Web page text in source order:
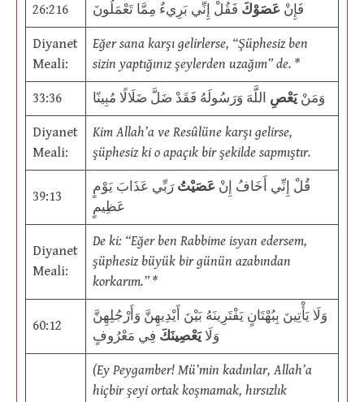
26:216 فَإِنْ عَصَوْكَ فَقُلْ إِنِّي بَرِيءٌ مِمَّا تَعْمَلُونَ
Diyanet
Meali:
Eğer sana karşı gelirlerse, “Şüphesiz ben
sizin yaptığınız şeylerden uzağım” de. *
33:36 وَمَنْيَعْصِ اللَّهَ وَرَسُولَهُ فَقَدْ ضَلَّ ضَلَالًا مُبِينًا
Diyanet
Meali:
Kim Allah’a ve Resûlüne karşı gelirse,
şüphesiz ki o apaçık bir şekilde sapmıştır.
39:13
قُلْ إِنِّي أَخَافُ إِنْ عَصَيْتُ رَبِّي عَذَابَ يَوْمٍ
عَظِيمٍ
Diyanet
Meali:
De ki: “Eğer ben Rabbime isyan edersem,
şüphesiz büyük bir günün azabından
korkarım.” *
60:12
وَلَا يَأْتِينَ بِبُهْتَانٍ يَفْتَرِينَهُ بَيْنَ أَيْدِيهِنَّ وَأَرْجُلِهِنَّ
وَلَايَعْصِينَكَ فِي مَعْرُوفٍ
(Ey Peygamber! Mü’min kadınlar, Allah’a
hiçbir şeyi ortak koşmamak, hırsızlık